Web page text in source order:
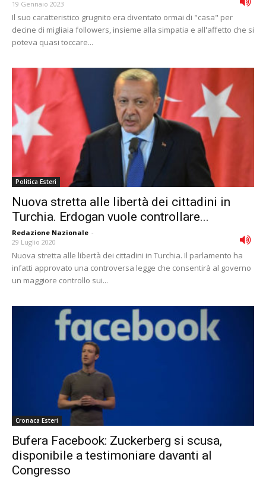
19 Gennaio 2023
Il suo caratteristico grugnito era diventato ormai di "casa" per
decine di migliaia followers, insieme alla simpatia e all'affetto che si
poteva quasi toccare...
Politica Esteri
Nuova stretta alle libertà dei cittadini in
Turchia. Erdogan vuole controllare...
Redazione Nazionale -
29 Luglio 2020
Nuova stretta alle libertà dei cittadini in Turchia. Il parlamento ha
infatti approvato una controversa legge che consentirà al governo
un maggiore controllo sui...
Cronaca Esteri
Bufera Facebook: Zuckerberg si scusa,
disponibile a testimoniare davanti al
Congresso